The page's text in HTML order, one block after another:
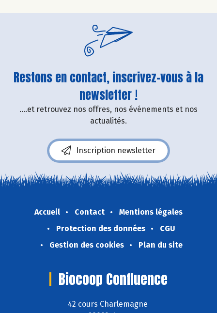
Restons en contact, inscrivez-vous à la
newsletter !
....et retrouvez nos offres, nos événements et nos
actualités.
Inscription newsletter
Accueil Contact
Mentions légales
Protection des données
CGU
Gestion des cookies
Plan du site
Biocoop Confluence
42 cours Charlemagne